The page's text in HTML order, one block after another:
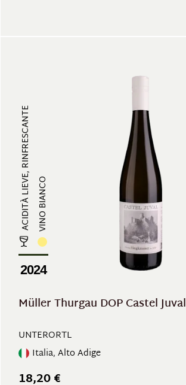
ACIDITÀ LIEVE, RINFRESCANTEVINO BIANCO
2024
Müller Thurgau DOP Castel Juval
UNTERORTL
Italia, Alto Adige
18,20 €